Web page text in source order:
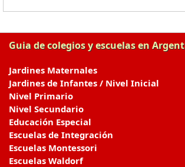
Guia de colegios y escuelas en
Jardines Maternales
Jardines de Infantes / Nivel Inicial
Nivel Primario
Nivel Secundario
Educación Especial
Escuelas de Integración
Escuelas Montessori
Escuelas Waldorf